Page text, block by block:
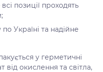
позиції проходять
Україні та надійне
у герметичні
окислення та світла,